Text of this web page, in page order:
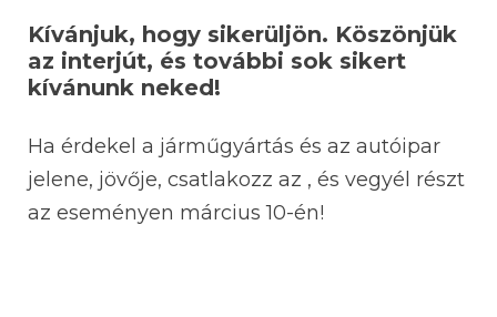
Kívánjuk, hogy sikerüljön. Köszönjük
az interjút, és további sok sikert
kívánunk neked!
Ha érdekel a járműgyártás és az autóipar
jelene, jövője, csatlakozz az , és vegyél részt
az eseményen március 10-én!